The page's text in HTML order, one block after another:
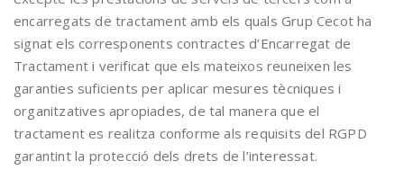
encarregats de tractament amb els quals Grup Cecot ha
signat els corresponents contractes d’Encarregat de
Tractament i verificat que els mateixos reuneixen les
garanties suficients per aplicar mesures tècniques i
organitzatives apropiades, de tal manera que el
tractament es realitza conforme als requisits del RGPD
garantint la protecció dels drets de l’interessat.